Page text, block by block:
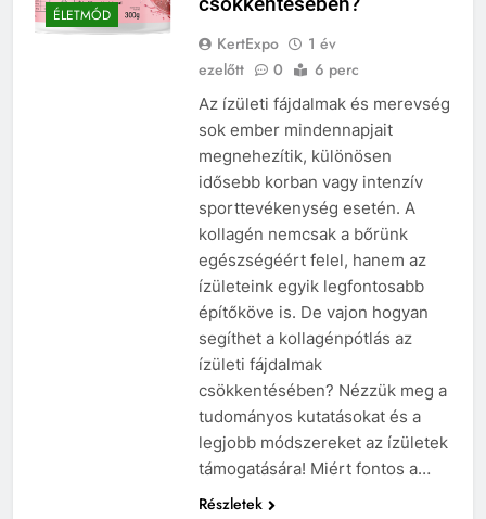
ÉLETMÓD
KertExpo
1 év
ezelőtt
0 6 perc
Az ízületi fájdalmak és merevség
sok ember mindennapjait
megnehezítik, különösen
idősebb korban vagy intenzív
sporttevékenység esetén. A
kollagén nemcsak a bőrünk
egészségéért felel, hanem az
ízületeink egyik legfontosabb
építőköve is. De vajon hogyan
segíthet a kollagénpótlás az
ízületi fájdalmak
csökkentésében? Nézzük meg a
tudományos kutatásokat és a
legjobb módszereket az ízületek
támogatására! Miért fontos a…
Részletek